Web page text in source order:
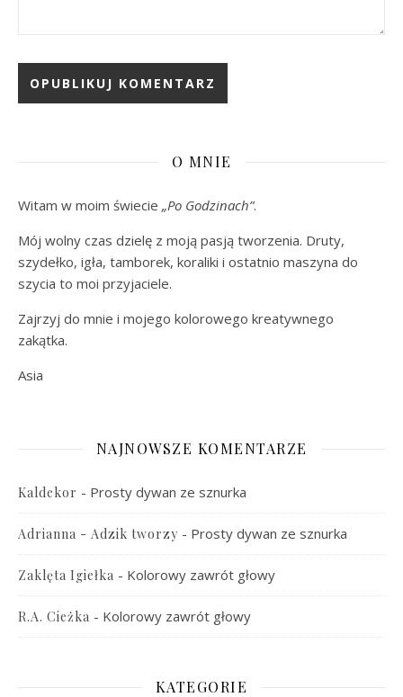
O MNIE
Witam w moim świecie „Po Godzinach”.
Mój wolny czas dzielę z moją pasją tworzenia. Druty,
szydełko, igła, tamborek, koraliki i ostatnio maszyna do
szycia to moi przyjaciele.
Zajrzyj do mnie i mojego kolorowego kreatywnego
zakątka.
Asia
NAJNOWSZE KOMENTARZE
Kaldekor - Prosty dywan ze sznurka
Adrianna - Adzik tworzy - Prosty dywan ze sznurka
Zaklęta Igiełka - Kolorowy zawrót głowy
R.A. Cieżka - Kolorowy zawrót głowy
KATEGORIE